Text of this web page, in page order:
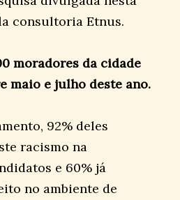
consultoria Etnus.
moradores da cidade
maio e julho deste ano.
92% deles
racismo na
e 60% já
no ambiente de